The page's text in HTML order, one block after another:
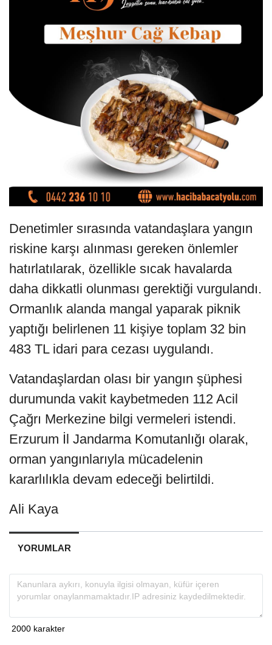
Denetimler sırasında vatandaşlara yangın
riskine karşı alınması gereken önlemler
hatırlatılarak, özellikle sıcak havalarda
daha dikkatli olunması gerektiği vurgulandı.
Ormanlık alanda mangal yaparak piknik
yaptığı belirlenen 11 kişiye toplam 32 bin
483 TL idari para cezası uygulandı.
Vatandaşlardan olası bir yangın şüphesi
durumunda vakit kaybetmeden 112 Acil
Çağrı Merkezine bilgi vermeleri istendi.
Erzurum İl Jandarma Komutanlığı olarak,
orman yangınlarıyla mücadelenin
kararlılıkla devam edeceği belirtildi.
Ali Kaya
YORUMLAR